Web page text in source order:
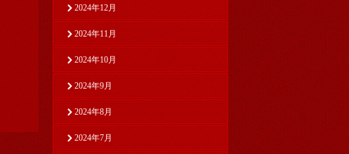
2024年12月
2024年11月
2024年10月
2024年9月
2024年8月
2024年7月